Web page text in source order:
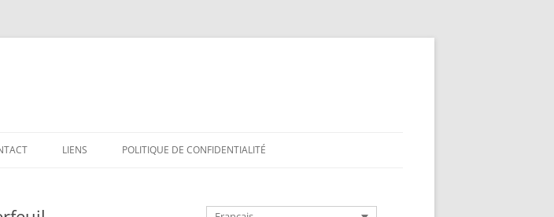
LIENS POLITIQUE DE CONFIDENTIALITÉ